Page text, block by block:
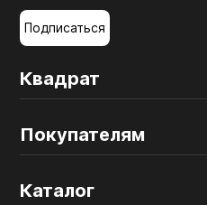
Квадрат
Покупателям
Каталог
Подписаться